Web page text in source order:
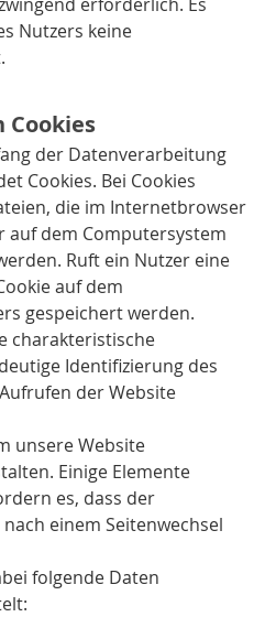
Nutzers keine
Cookies
der Datenverarbeitung
Cookies. Bei Cookies
die im Internetbrowser
auf dem Computersystem
Ruft ein Nutzer eine
auf dem
gespeichert werden.
charakteristische
Identifizierung des
der Website
unsere Website
Einige Elemente
es, dass der
einem Seitenwechsel
folgende Daten